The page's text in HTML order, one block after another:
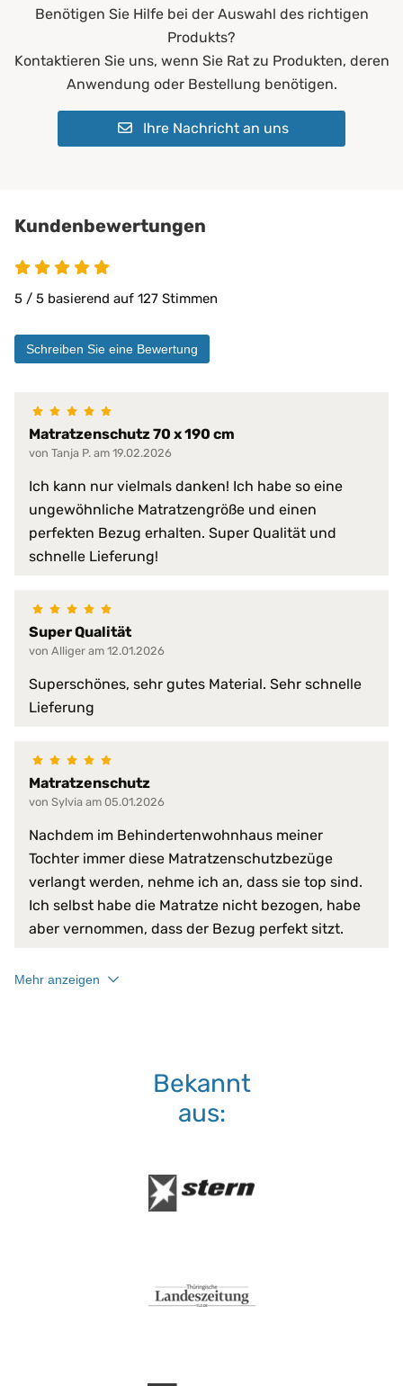
Füllgewicht: 200 g/m²
Geeignet für:
Allergiker*innen
Krankenhäuser
Erwachsene
Kinder
Pflegeheime
Sondermaßen auf Anfrage
Material: Doppeltuch aus 100 %
Materialeigenschaften:
antibakteriell
reduziert Krankheitserreger
resistent gegen Fett, Blut,
schwer entflammbar
Produkt-Vorteile:
geräuscharm
Serie: PROCAVE HygieneLine
Trockner: nur Niedrigtemperatur
Verschlussart: 3-Seiten-Reißverschluss
Benötigen Sie Hilfe bei der Auswahl des richtigen
Produkts?
Kontaktieren Sie uns, wenn Sie Rat zu Produkten, deren
Anwendung oder Bestellung benötigen.
Ihre Nachricht an uns
Kundenbewertungen
5 von 5
5 / 5 basierend auf 127 Stimmen
Schreiben Sie eine Bewertung
Matratzenschutz 70 x 190 cm
von Tanja P. am 19.02.2026
Ich kann nur vielmals danken! Ich habe so eine
ungewöhnliche Matratzengröße und einen
perfekten Bezug erhalten. Super Qualität und
schnelle Lieferung!
Super Qualität
von Alliger am 12.01.2026
Superschönes, sehr gutes Material. Sehr schnelle
Lieferung
Matratzenschutz
von Sylvia am 05.01.2026
Nachdem im Behindertenwohnhaus meiner
Tochter immer diese Matratzenschutzbezüge
verlangt werden, nehme ich an, dass sie top sind.
Ich selbst habe die Matratze nicht bezogen, habe
aber vernommen, dass der Bezug perfekt sitzt.
Mehr anzeigen
Bekannt
aus: